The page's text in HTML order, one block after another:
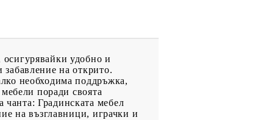
удобно и
забавление на открито.
необходима поддръжка,
поради своята
Градинската мебел
на възглавници, играчки и